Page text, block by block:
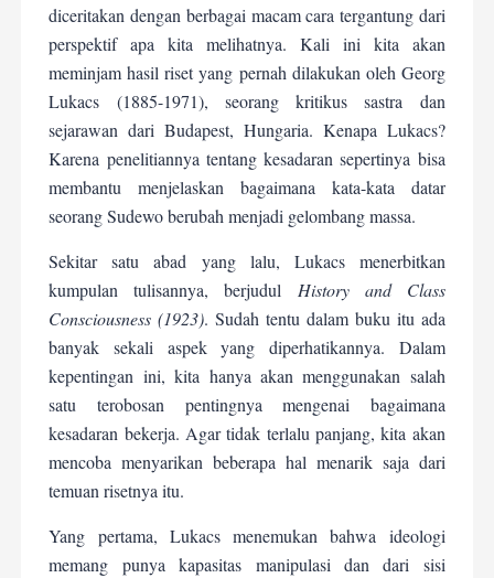
diceritakan dengan berbagai macam cara tergantung dari
perspektif apa kita melihatnya. Kali ini kita akan
meminjam hasil riset yang pernah dilakukan oleh Georg
Lukacs (1885-1971), seorang kritikus sastra dan
sejarawan dari Budapest, Hungaria. Kenapa Lukacs?
Karena penelitiannya tentang kesadaran sepertinya bisa
membantu menjelaskan bagaimana kata-kata datar
seorang Sudewo berubah menjadi gelombang massa.
Sekitar satu abad yang lalu, Lukacs menerbitkan
kumpulan tulisannya, berjudul History and Class
Consciousness (1923). Sudah tentu dalam buku itu ada
banyak sekali aspek yang diperhatikannya. Dalam
kepentingan ini, kita hanya akan menggunakan salah
satu terobosan pentingnya mengenai bagaimana
kesadaran bekerja. Agar tidak terlalu panjang, kita akan
mencoba menyarikan beberapa hal menarik saja dari
temuan risetnya itu.
Yang pertama, Lukacs menemukan bahwa ideologi
memang punya kapasitas manipulasi dan dari sisi